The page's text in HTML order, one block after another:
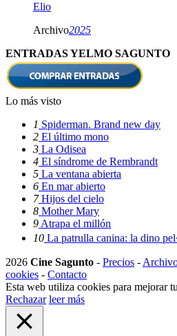
Elio
Archivo2025
ENTRADAS YELMO SAGUNTO
Lo más visto
1 Spiderman. Brand new day
2 El último mono
3 La Odisea
4 El síndrome de Rembrandt
5 La ventana abierta
6 En mar abierto
7Hijos del cielo
8 Mother Mary
9 Atrapa el millón
10 La patrulla canina: la dino
2026 Cine Sagunto - Precios -
cookies - Contacto
Esta web utiliza cookies para mejorar
Rechazar leer más